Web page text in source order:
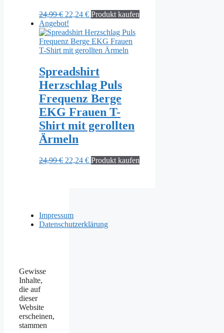
24,99€ Ursprünglicher
Preis
war:
24,99 €
22,24 €Aktueller
ist:
22,24 €.
Produkt kaufen
Angebot!
Spreadshirt
Herzschlag Puls
Frequenz Berge
EKG Frauen T-
Shirt mit gerollten
Ärmeln
24,99€ Ursprünglicher
22,24 €Aktueller
Produkt kaufen
Impressum
Datenschutzerklärung
Gewisse
Inhalte,
die auf
dieser
Website
erscheinen,
stammen